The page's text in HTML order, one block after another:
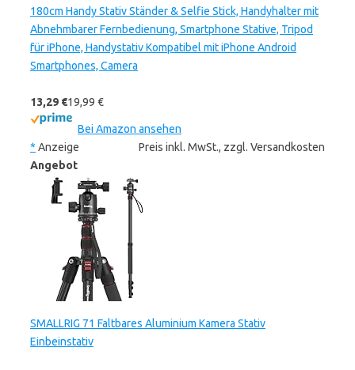
180cm Handy Stativ Ständer & Selfie Stick, Handyhalter mit
Abnehmbarer Fernbedienung, Smartphone Stative, Tripod
für iPhone, Handystativ Kompatibel mit iPhone Android
Smartphones, Camera
13,29 €19,99 €
Bei Amazon ansehen
* Anzeige
Preis inkl. MwSt., zzgl. Versandkosten
Angebot
SMALLRIG 71 Faltbares Aluminium Kamera Stativ
Einbeinstativ